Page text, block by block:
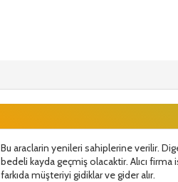
Bu araclarin yenileri sahiplerine verilir.
bedeli kayda geçmiş olacaktir. Alıcı firma
farkıda müşteriyi gidiklar ve gider alır.